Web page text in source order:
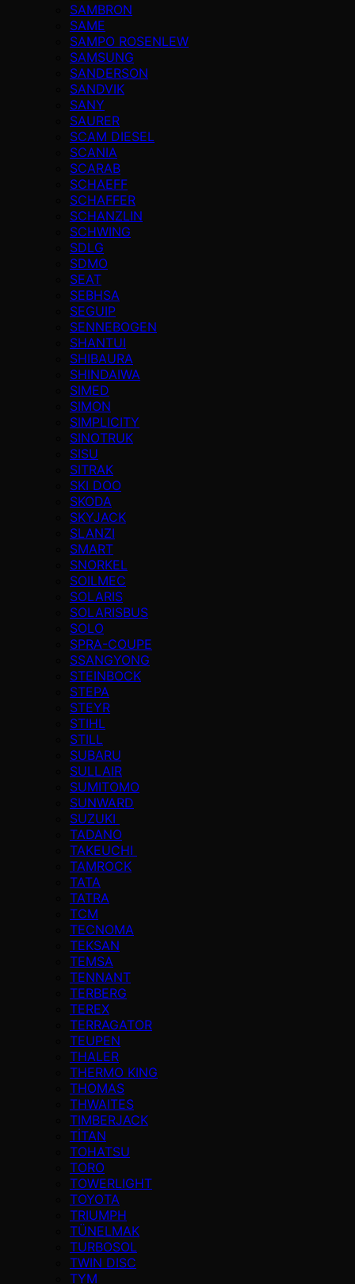
SAMBRON
SAME
SAMPO ROSENLEW
SAMSUNG
SANDERSON
SANDVIK
SANY
SAURER
SCAM DIESEL
SCANIA
SCARAB
SCHAEFF
SCHAFFER
SCHANZLIN
SCHWING
SDLG
SDMO
SEAT
SEBHSA
SEGUIP
SENNEBOGEN
SHANTUI
SHIBAURA
SHINDAIWA
SIMED
SIMON
SIMPLICITY
SINOTRUK
SISU
SITRAK
SKI DOO
SKODA
SKYJACK
SLANZI
SMART
SNORKEL
SOILMEC
SOLARIS
SOLARISBUS
SOLO
SPRA-COUPE
SSANGYONG
STEINBOCK
STEPA
STEYR
STIHL
STILL
SUBARU
SULLAIR
SUMITOMO
SUNWARD
SUZUKI
TADANO
TAKEUCHI
TAMROCK
TATA
TATRA
TCM
TECNOMA
TEKSAN
TEMSA
TENNANT
TERBERG
TEREX
TERRAGATOR
TEUPEN
THALER
THERMO KING
THOMAS
THWAITES
TIMBERJACK
TİTAN
TOHATSU
TORO
TOWERLIGHT
TOYOTA
TRIUMPH
TÜNELMAK
TURBOSOL
TWIN DISC
TYM